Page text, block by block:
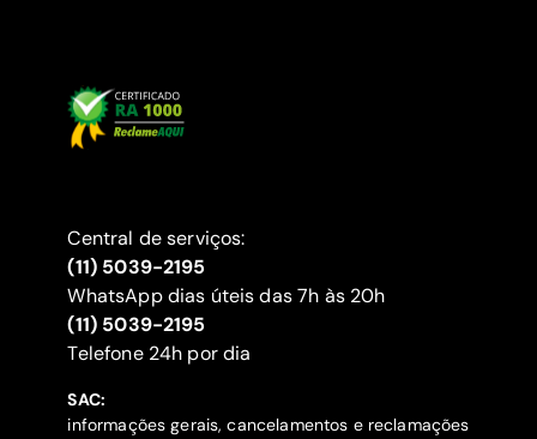
Central de serviços:
(11) 5039-2195
WhatsApp dias úteis das 7h às 20h
(11) 5039-2195
‍Telefone 24h por dia
SAC:
informações gerais, cancelamentos e reclamações